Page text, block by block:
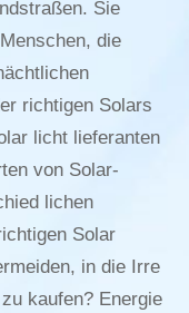
Sie
die
richtigen Solars
licht lieferanten
von Solar-
lichen
Solar
in die Irre
kaufen? Energie